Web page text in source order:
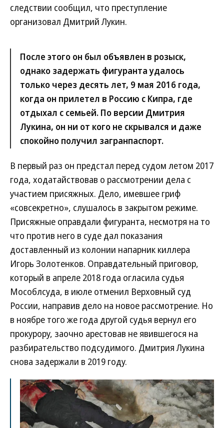
следствии сообщил, что преступление
организовал Дмитрий Лукин.
После этого он был объявлен в розыск,
однако задержать фигуранта удалось
только через десять лет, 9 мая 2016 года,
когда он прилетел в Россию с Кипра, где
отдыхал с семьей. По версии Дмитрия
Лукина, он ни от кого не скрывался и даже
спокойно получил загранпаспорт.
В первый раз он предстал перед судом летом 2017
года, ходатайствовав о рассмотрении дела с
участием присяжных. Дело, имевшее гриф
«совсекретно», слушалось в закрытом режиме.
Присяжные оправдали фигуранта, несмотря на то
что против него в суде дал показания
доставленный из колонии напарник киллера
Игорь Золотенков. Оправдательный приговор,
который в апреле 2018 года огласила судья
Мособлсуда, в июле отменил Верховный суд
России, направив дело на новое рассмотрение. Но
в ноябре того же года другой судья вернул его
прокурору, заочно арестовав не явившегося на
разбирательство подсудимого. Дмитрия Лукина
снова задержали в 2019 году.